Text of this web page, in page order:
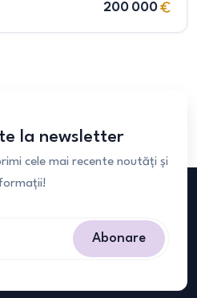
200 000
la newsletter
cele mai recente noutăți și
Abonare